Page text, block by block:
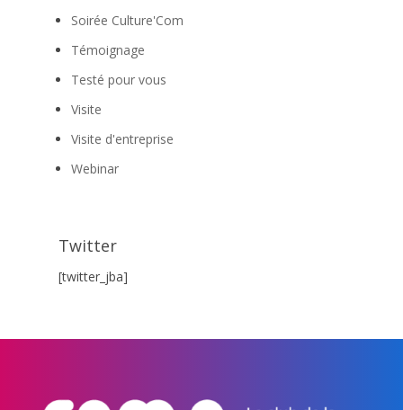
Soirée Culture'Com
Témoignage
Testé pour vous
Visite
Visite d'entreprise
Webinar
Twitter
[twitter_jba]